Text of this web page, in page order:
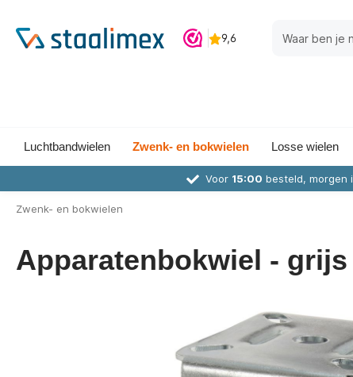
Luchtbandwielen Zwenk- en bokwielen Losse wielen
Voor 15:00 besteld, morgen
Zwenk- en bokwielen
Apparatenbokwiel -